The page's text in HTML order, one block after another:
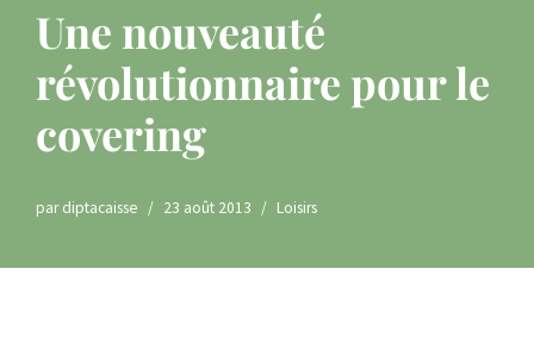
Une nouveauté
révolutionnaire pour le
covering
pardiptacaisse 23 août 2013 Loisirs